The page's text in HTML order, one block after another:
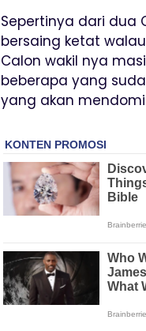
Sepertinya dari dua
bersaing ketat
Calon wakil nya
beberapa yang
yang akan